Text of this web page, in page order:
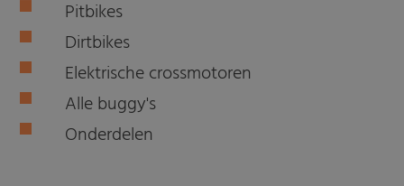
Pitbikes
Dirtbikes
Elektrische crossmotoren
Alle buggy's
Onderdelen